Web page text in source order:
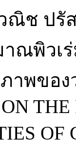
ช ปรัส
ณพิวเ
พของ
OF